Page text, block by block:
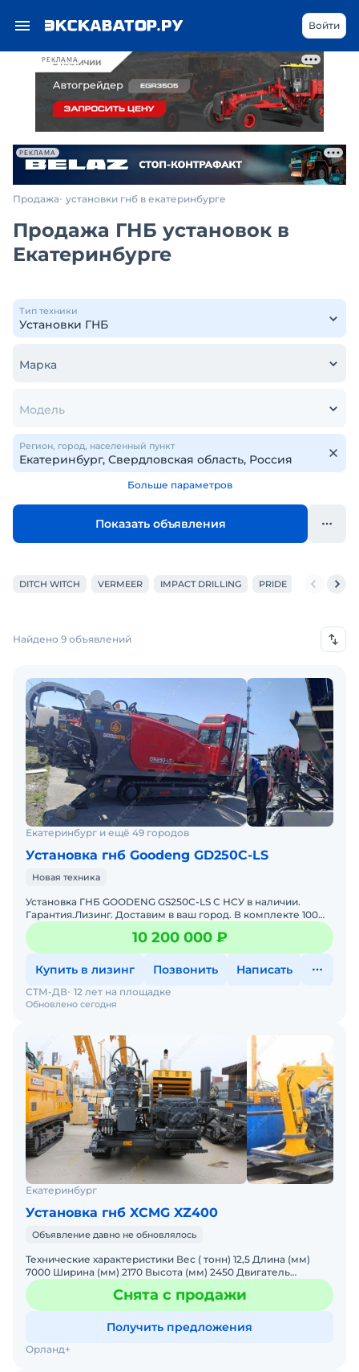
РЕКЛАМА
Войти
РЕКЛАМА
Продажа установки гнб в екатеринбурге
Продажа ГНБ установок в
Екатеринбурге
Тип техники
Марка
Модель
Регион, город, населенный пункт
Больше параметров
Показать объявления
DITCH WITCH VERMEER IMPACT DRILLING PRIDE XCMG
Найдено 9 объявлений
Екатеринбург и ещё 49 городов
Установка гнб Goodeng GD250C-LS
Новая техника
Установка ГНБ GOODENG GS250C-LS С НСУ в наличии.
Гарантия.Лизинг. Доставим в ваш город. В комплекте 100
штанг, НСУ 3 м3Крутящий момент: 8100 НмМодель двиг
10 200 000 ₽
Купить в лизинг Позвонить Написать
Обновлено сегодня
СТМ-ДВ 12 лет на площадке
Екатеринбург
Установка гнб XCMG XZ400
Объявление давно не обновлялось
Технические характеристики Вес ( тонн) 12,5 Длина (мм)
7000 Ширина (мм) 2170 Высота (мм) 2450 Двигатель
Cummins Модель 6CTA8.3-C240 Тип дизельный Мощность
двиг
Снята с продажи
Получить предложения
Орланд+